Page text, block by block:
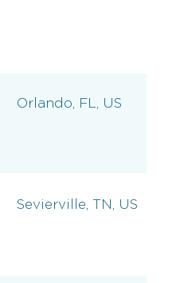
Orlando, FL, US
Sevierville, TN, US